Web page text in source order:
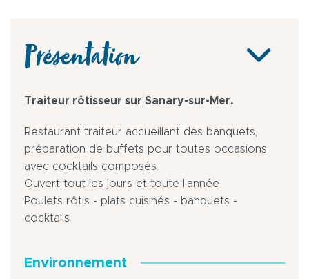
Présentation
Traiteur rôtisseur sur Sanary-sur-Mer.
Restaurant traiteur accueillant des banquets,
préparation de buffets pour toutes occasions
avec cocktails composés.
Ouvert tout les jours et toute l'année
Poulets rôtis - plats cuisinés - banquets -
cocktails
Environnement